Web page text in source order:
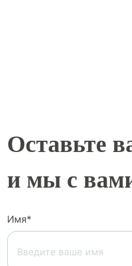
Оставьте
и мы с
Имя*